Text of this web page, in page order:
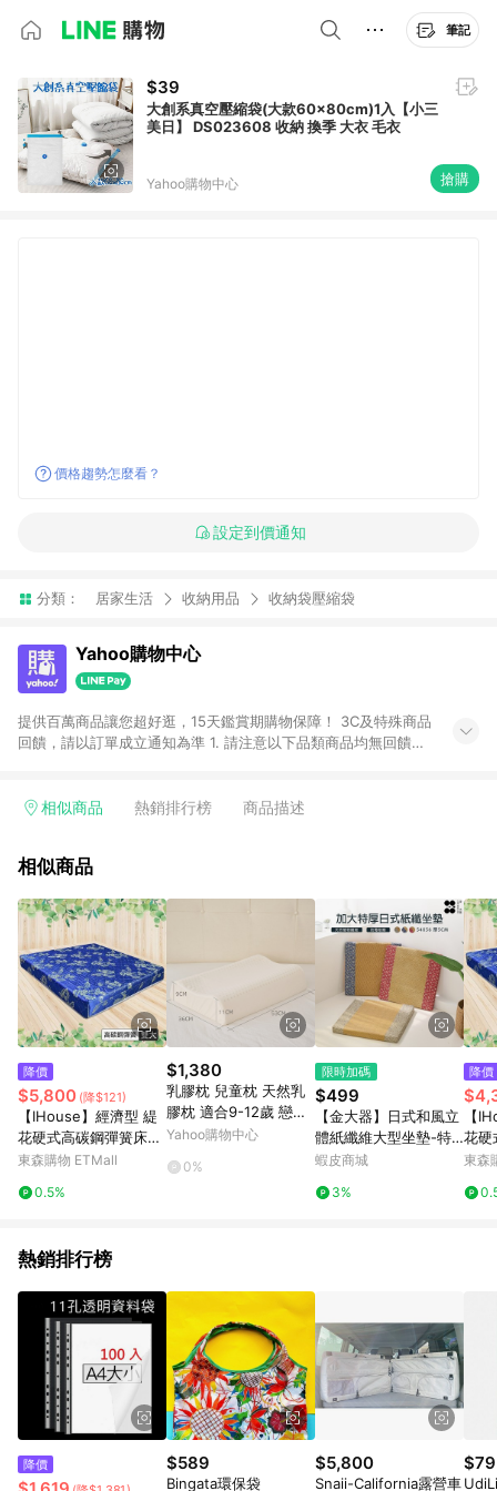
筆記
$39
大創系真空壓縮袋(大款60x80cm)1入【小三
美日】 DS023608 收納 換季 大衣 毛衣
Yahoo購物中心 搶購
價格趨勢怎麼看？
設定到價通知
分類： 居家生活 收納用品 收納袋壓縮袋
Yahoo購物中心
提供百萬商品讓您超好逛，15天鑑賞期購物保障！ 3C及特殊商品
回饋，請以訂單成立通知為準 1. 請注意以下品類商品均無回饋：
電玩/遊戲/相機/單眼/鏡頭/拍立得 [2024/6/1起適用] -內接硬
的購回饋活動享Yahoo超贈點回饋者 - 購物中心商店之商品：商
3. 訂單回饋金額將扣除運費/購物金/超贈點/福利金/紅利折抵/折
價券等虛擬貨幣折抵 4. 大宗採購或批發轉賣不具回饋資格： 如
有相關事證認定您為大宗採購、批發轉賣而非最終消費使用者，
相關認定以Yahoo購物中心之認定為準
相似商品 熱銷排行榜 商品描述
相似商品
降價
$5,800 (降$121)
【IHouse】經濟型 緹
花硬式高碳鋼彈簧床
墊-雙大6x6.2尺
東森購物 ETMall
0.5%
$1,380
乳膠枕 兒童枕 天然乳
膠枕 適合9-12歲 戀家
小舖
Yahoo購物中心
0%
限時加碼
$499
【金大器】日式和風立
體紙纖維大型坐墊-特
厚加大款5cm54*56c
坐墊 榻榻米 木椅專用
蝦皮商城
3%
降價
【
花硬
墊-
東森
熱銷排行榜
降價 $589
Bingata環保袋
$5,800
Snaii-California露營車
$79